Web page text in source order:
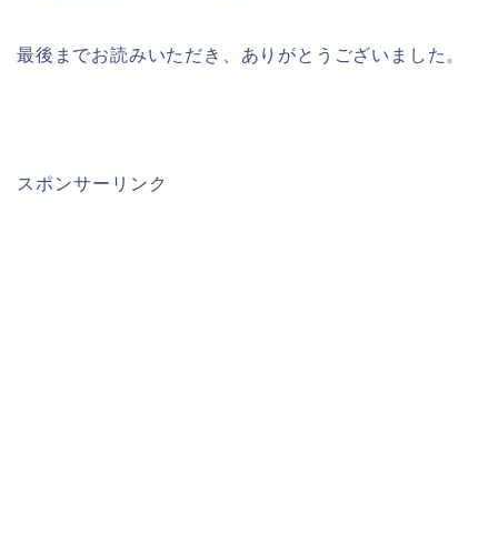
最後までお読みいただき、ありがとうございました。
スポンサーリンク